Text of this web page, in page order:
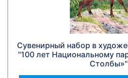
Сувенирный набор в
"100 лет Национальному
Столбы»"